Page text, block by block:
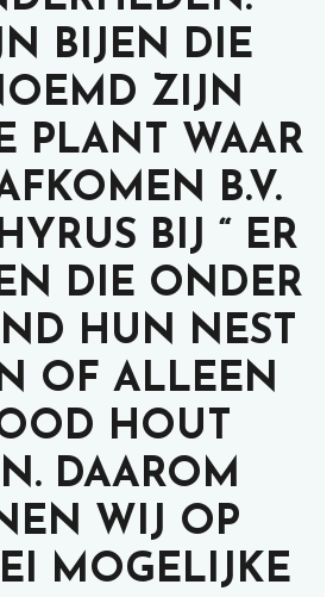
BIJEN DIE
ZIJN
PLANT WAAR
B.V.
BIJ “ ER
DIE ONDER
HUN NEST
OF ALLEEN
HOUT
DAAROM
WIJ OP
MOGELIJKE